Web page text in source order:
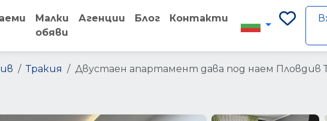
Малки
обяви
Агенции Блог Контакти
Тракия Двустаен апартамент дава под наем Пловдив